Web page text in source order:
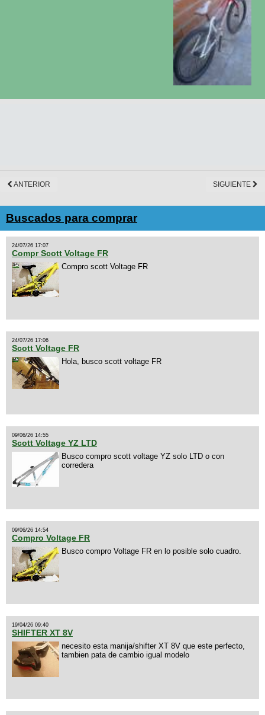
ANTERIOR SIGUIENTE
Buscados para comprar
24/07/26 17:07
Compr Scott Voltage FR
Compro scott Voltage FR
24/07/26 17:06
Scott Voltage FR
Hola, busco scott voltage FR
09/06/26 14:55
Scott Voltage YZ LTD
Busco compro scott voltage YZ solo LTD o con
corredera
09/06/26 14:54
Compro Voltage FR
Busco compro Voltage FR en lo posible solo cuadro.
19/04/26 09:40
SHIFTER XT 8V
necesito esta manija/shifter XT 8V que este perfecto,
tambien pata de cambio igual modelo